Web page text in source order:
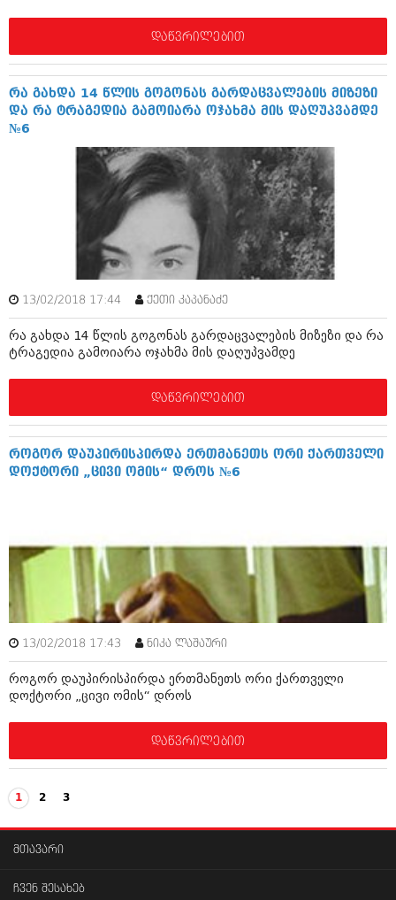
ოქტომბერი 2010 (341)
სექტემბერი 2010 (449)
აგვისტო 2010 (461)
ივლისი 2010 (556)
ივნისი 2010 (685)
აპრილი 2010 (229)
მარტი 2010 (454)
თებერვალი 2010 (421)
იანვარი 2010 (422)
დეკემბერი 2009 (510)
ნოემბერი 2009 (308)
ოქტომბერი 2009 (382)
სექტემბერი 2009 (541)
თებერვალი 0216 (1)
დეკემბერი 0215 (1)
ოქტომბერი 0215 (1)
აგვისტო 0215 (2)
აგვისტო 0212 (1)
ივნისი 0212 (2)
დაწვრილებით
რა გახდა 14 წლის გოგონას გარდაცვალების მიზეზი
და რა ტრაგედია გამოიარა ოჯახმა მის დაღუპვამდე
№6
13/02/2018 17:44 ქეთი კაპანაძე
რა გახდა 14 წლის გოგონას გარდაცვალების მიზეზი და რა
ტრაგედია გამოიარა ოჯახმა მის დაღუპვამდე
დაწვრილებით
როგორ დაუპირისპირდა ერთმანეთს ორი ქართველი
დოქტორი „ცივი ომის“ დროს №6
13/02/2018 17:43 ნიკა ლაშაური
როგორ დაუპირისპირდა ერთმანეთს ორი ქართველი
დოქტორი „ცივი ომის“ დროს
დაწვრილებით
1 2 3
მთავარი
ჩვენ შესახებ